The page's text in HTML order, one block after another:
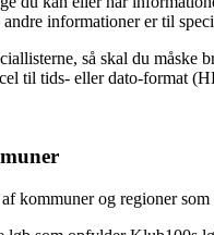
informationer er til
så skal du måske
til tids- eller dato-format
kommuner og regioner